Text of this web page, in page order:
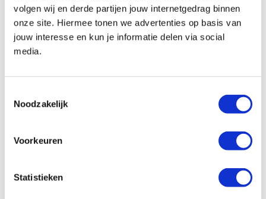
volgen wij en derde partijen jouw internetgedrag binnen
onze site. Hiermee tonen we advertenties op basis van
jouw interesse en kun je informatie delen via social
media.
Noodzakelijk
Voorkeuren
Statistieken
Suzuki GSX R 600
€ 7.290,-
Suzuki AN 400 A Burgman